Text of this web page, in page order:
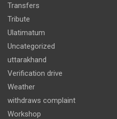
Transfers
Tribute
Ulatimatum
Uncategorized
uttarakhand
Verification drive
Weather
withdraws complaint
Workshop